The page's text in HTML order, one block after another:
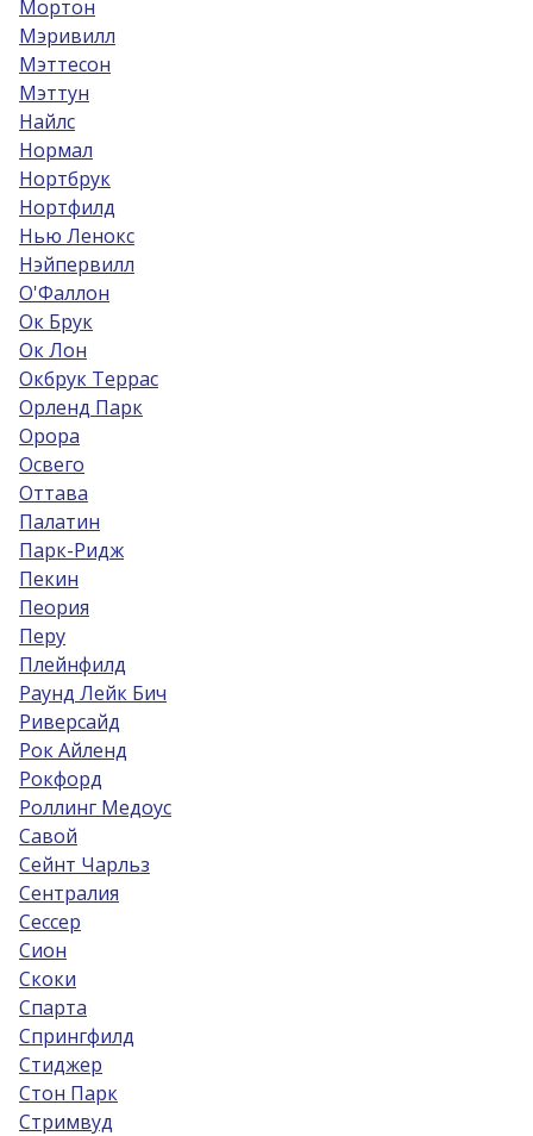
Мортон
Мэривилл
Мэттесон
Мэттун
Найлс
Нормал
Нортбрук
Нортфилд
Нью Ленокс
Нэйпервилл
О'Фаллон
Ок Брук
Ок Лон
Окбрук Террас
Орленд Парк
Орора
Освего
Оттава
Палатин
Парк-Ридж
Пекин
Пеория
Перу
Плейнфилд
Раунд Лейк Бич
Риверсайд
Рок Айленд
Рокфорд
Роллинг Медоус
Савой
Сейнт Чарльз
Сентралия
Сессер
Сион
Скоки
Спарта
Спрингфилд
Стиджер
Стон Парк
Стримвуд